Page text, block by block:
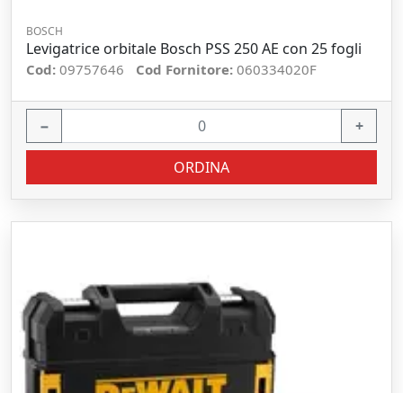
BOSCH
Levigatrice orbitale Bosch PSS 250 AE con 25 fogli
Cod: 09757646 Cod Fornitore: 060334020F
− +
ORDINA